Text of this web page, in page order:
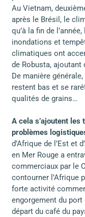
Au Vietnam,
après le Brésil, le
qu’à la fin de
inondations et
climatiques ont
de Robusta,
De manière
restent bas et se
qualités de grains…
A cela s’ajoutent les
problèmes
d’Afrique de l’Est et
en Mer Rouge a
commerciaux par le
contourner l’Afrique
forte activité
engorgement du
départ du café du